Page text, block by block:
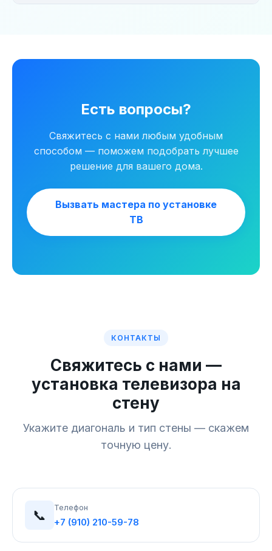
Есть вопросы?
Свяжитесь с нами любым удобным
способом — поможем подобрать лучшее
решение для вашего дома.
Вызвать мастера по установке
ТВ
КОНТАКТЫ
Свяжитесь с нами —
установка телевизора на
стену
Укажите диагональ и тип стены — скажем
точную цену.
📞 Телефон
+7 (910) 210-59-78